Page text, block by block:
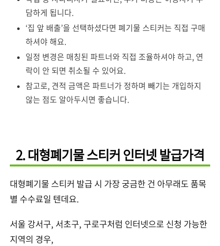
담하게 됩니다.
‘집 앞 배출’을 선택하셨다면 폐기물 스티커는 직접 구매
하셔야 해요.
일정 변경은 매칭된 파트너와 직접 조율하셔야 하고, 연
락이 안 되면 취소될 수 있어요.
참고로, 견적 금액은 파트너가 정하며 빼기는 개입하지
않는 점도 알아두시면 좋습니다.
2. 대형폐기물 스티커 인터넷 발급가격
대형폐기물 스티커 발급 시 가장 궁금한 건 아무래도 품목
별 수수료일 텐데요.
서울 강서구, 서초구, 구로구처럼 인터넷으로 신청 가능한
지역의 경우,